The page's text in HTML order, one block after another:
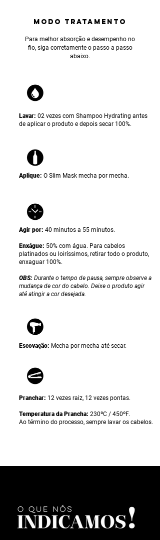
MODO TRATAMENTO
Para melhor absorção e desempenho no
fio, siga corretamente o passo a passo
abaixo.
Lavar: 02 vezes com Shampoo Hydrating antes
de aplicar o produto e depois secar 100%.
Aplique: O Slim Mask mecha por mecha.
Agir por: 40 minutos a 55 minutos.
Enxágue: 50% com água. Para cabelos
platinados ou loiríssimos, retirar todo o produto,
enxaguar 100%.
OBS: Durante o tempo de pausa, sempre observe a
mudança de cor do cabelo. Deixe o produto agir
até atingir a cor desejada.
Escovação: Mecha por mecha até secar.
Pranchar: 12 vezes raiz, 12 vezes pontas.
Temperatura da Prancha: 230ºC / 450ºF.
Ao término do processo, sempre lavar os cabelos.